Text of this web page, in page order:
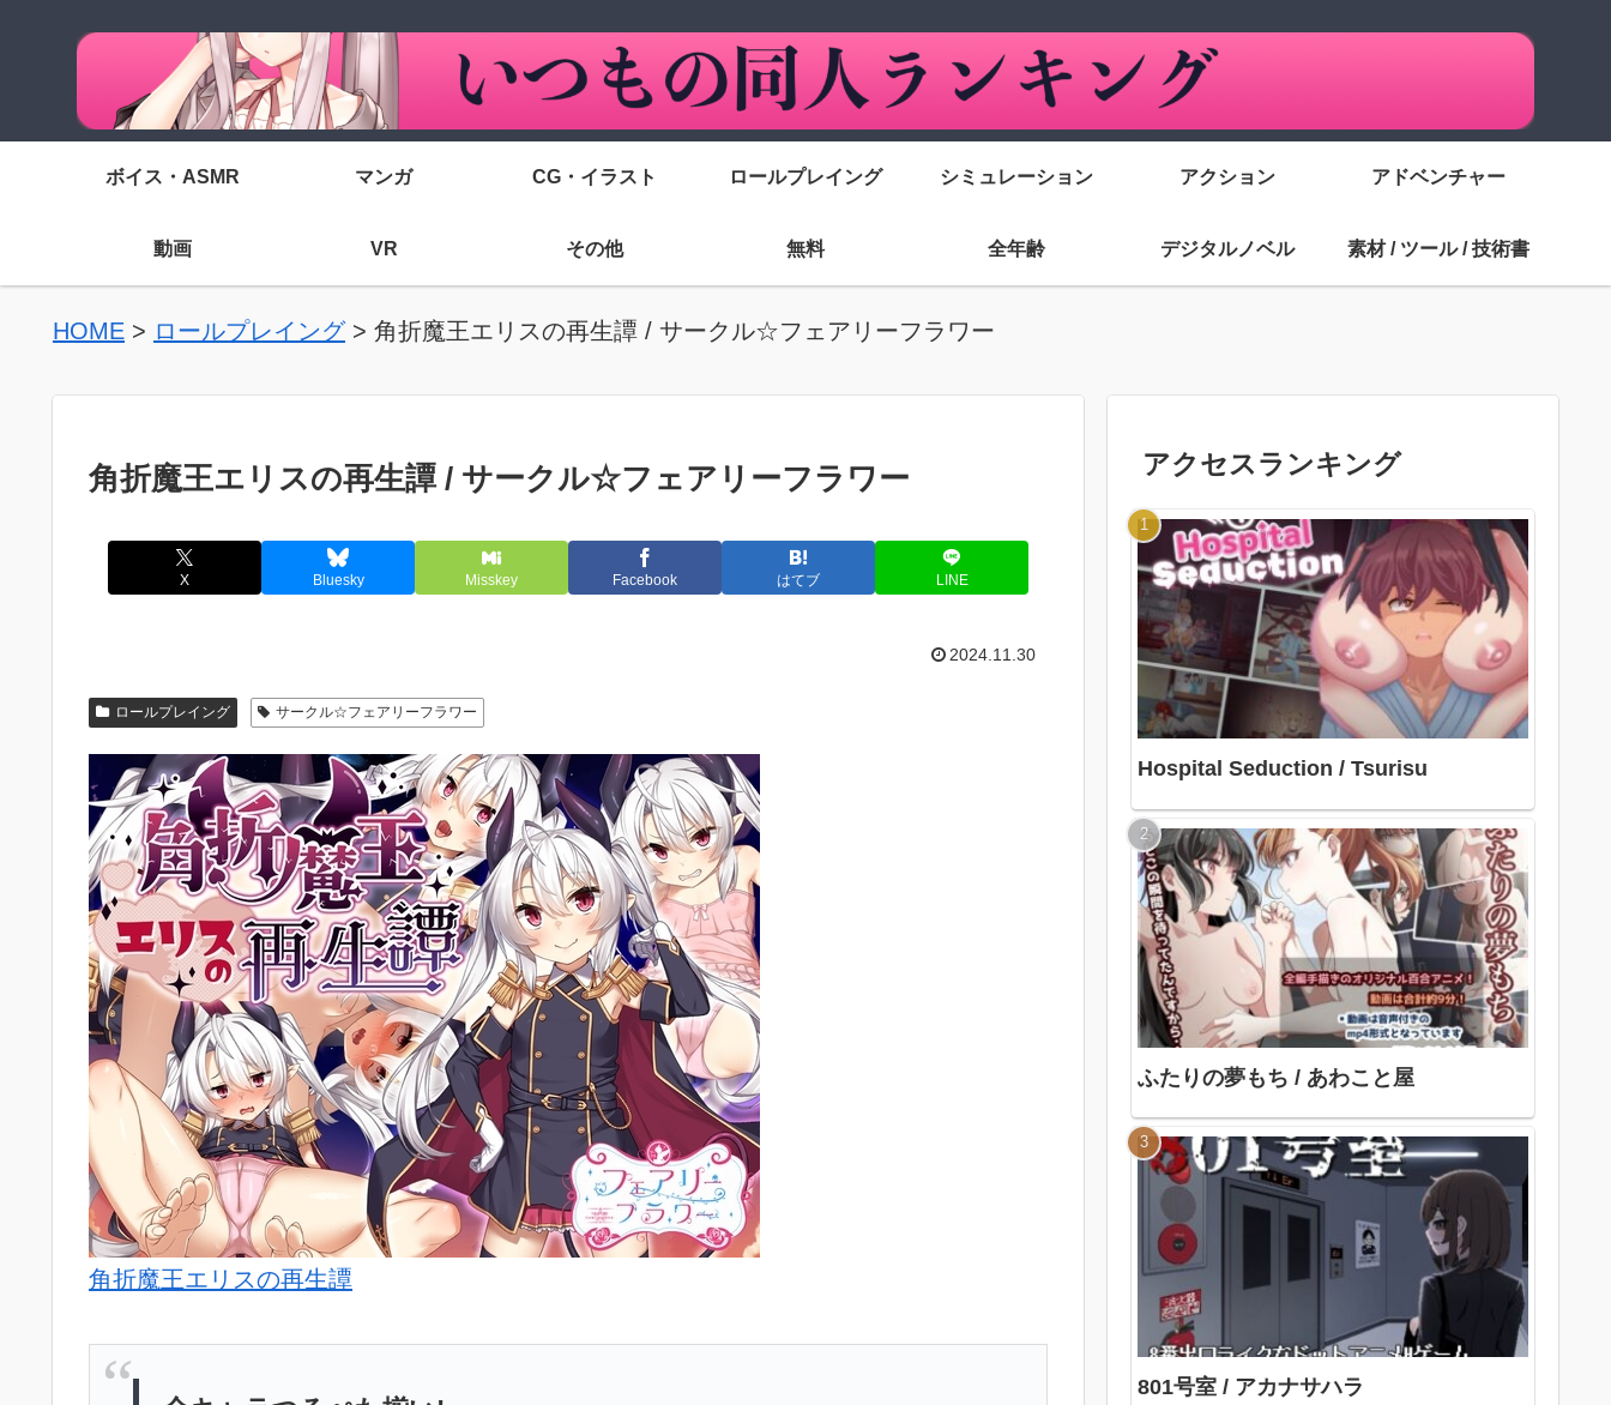
ボイス・ASMR マンガ CG・イラスト ロールプレイング シミュレーション アクション アドベンチャー
動画 VR その他 無料 全年齢 デジタルノベル 素材 / ツール / 技術書
HOME > ロールプレイング> 角折魔王エリスの再生譚 / サークル☆フェアリーフラワー
角折魔王エリスの再生譚 / サークル☆フェアリーフラワー
X Bluesky Misskey Facebook はてブ LINE
2024.11.30
ロールプレイング サークル☆フェアリーフラワー
角折魔王エリスの再生譚
アクセスランキング
Hospital Seduction / Tsurisu
ふたりの夢もち / あわこと屋
801号室 / アカナサハラ